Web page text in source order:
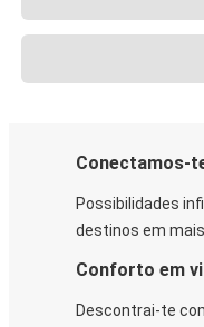
Conectamos-
Possibilidades
destinos em mais
Conforto em
Descontrai-te